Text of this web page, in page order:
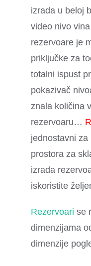
izrada u beloj
video nivo
rezervoare je
priključke za
totalni ispust
pokazivač
znala količina
rezervoaru…
jednostavni
prostora za
izrada
iskoristite
Rezervoari se
dimenzijama
dimenzije